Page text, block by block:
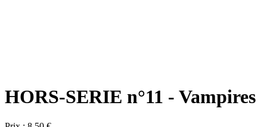
HORS-SERIE n°11 - Vampires